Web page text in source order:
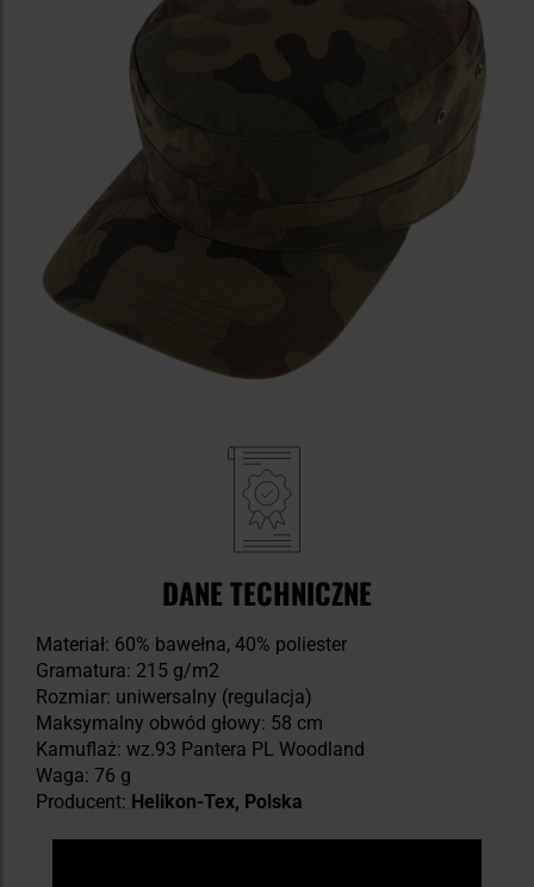
DANE TECHNICZNE
Materiał: 60% bawełna, 40% poliester
Gramatura: 215 g/m2
Rozmiar: uniwersalny (regulacja)
Maksymalny obwód głowy: 58 cm
Kamuflaż: wz.93 Pantera PL Woodland
Waga: 76 g
Producent: Helikon-Tex, Polska